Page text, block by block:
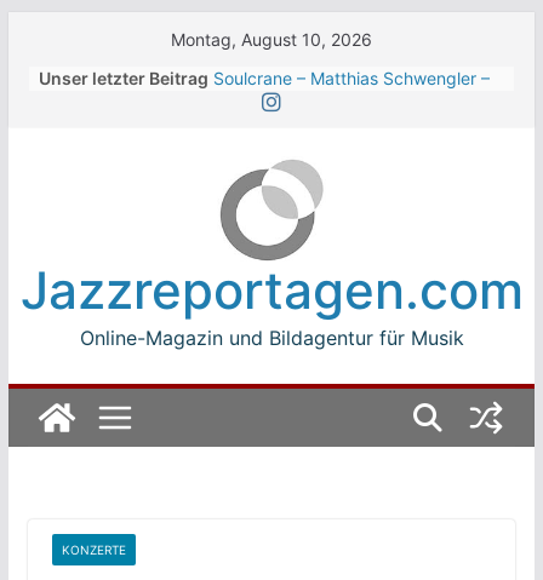
Montag, August 10, 2026
Unser letzter Beitrag Soulcrane – Matthias Schwengler –
Walter Trout Band beim Winterbach
Zeltspektakel 2026
The Cinelli Brothers beim
Winterbach Zeltspektakel 2026
Jean-Michel Jarre bei den jazz open
Modena auf der Piazza Roma 2026
Jazzreportagen.com
Online-Magazin und Bildagentur für Musik
KONZERTE